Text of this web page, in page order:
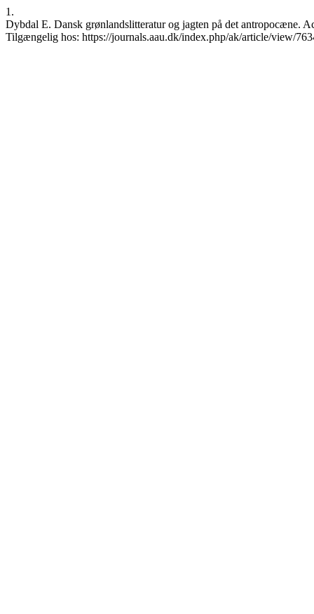
1.
Dybdal E. Dansk grønlandslitteratur og jagten på det antropocæne.
Tilgængelig hos: https://journals.aau.dk/index.php/ak/article/view/